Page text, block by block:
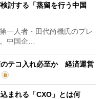
討する「蒸留を行う中国
一人者・田代尚機氏のプレ
中国企…
のテコ入れ必至か 経済運営
まれる「CXO」とは何